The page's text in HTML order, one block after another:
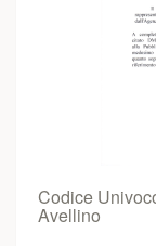
Codice
Avellino